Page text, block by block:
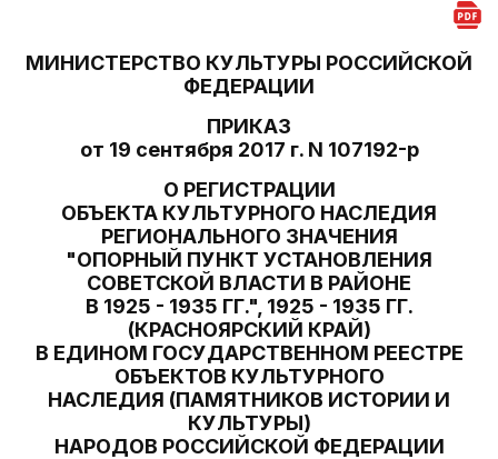
МИНИСТЕРСТВО КУЛЬТУРЫ РОССИЙСКОЙ
ФЕДЕРАЦИИ
ПРИКАЗ
от 19 сентября 2017 г. N 107192-р
О РЕГИСТРАЦИИ
ОБЪЕКТА КУЛЬТУРНОГО НАСЛЕДИЯ
РЕГИОНАЛЬНОГО ЗНАЧЕНИЯ
"ОПОРНЫЙ ПУНКТ УСТАНОВЛЕНИЯ
СОВЕТСКОЙ ВЛАСТИ В РАЙОНЕ
В 1925 - 1935 ГГ.", 1925 - 1935 ГГ.
(КРАСНОЯРСКИЙ КРАЙ)
В ЕДИНОМ ГОСУДАРСТВЕННОМ РЕЕСТРЕ
ОБЪЕКТОВ КУЛЬТУРНОГО
НАСЛЕДИЯ (ПАМЯТНИКОВ ИСТОРИИ И
КУЛЬТУРЫ)
НАРОДОВ РОССИЙСКОЙ ФЕДЕРАЦИИ